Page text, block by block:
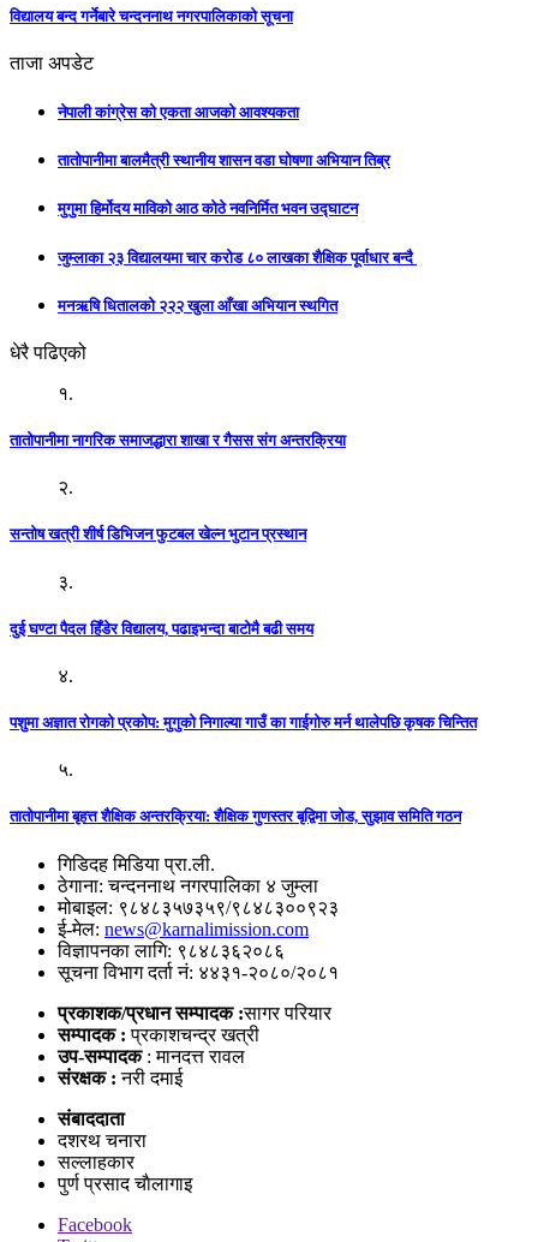
विद्यालय बन्द गर्नेबारे चन्दननाथ नगरपालिकाको सूचना
ताजा अपडेट
नेपाली कांग्रेस को एकता आजको आवश्यकता
तातोपानीमा बालमैत्री स्थानीय शासन वडा घोषणा अभियान तिब्र
मुगुमा हिर्मोदय माविको आठ कोठे नवनिर्मित भवन उद्घाटन
जुम्लाका २३ विद्यालयमा चार करोड ८० लाखका शैक्षिक पूर्वाधार बन्दै
मनऋषि धितालको २२२ खुला आँखा अभियान स्थगित
धेरै पढिएको
१.
तातोपानीमा नागरिक समाजद्धारा शाखा र गैसस संग अन्तरक्रिया
२.
सन्तोष खत्री शीर्ष डिभिजन फुटबल खेल्न भुटान प्रस्थान
३.
दुई घण्टा पैदल हिँडेर विद्यालय, पढाइभन्दा बाटोमै बढी समय
४.
पशुमा अज्ञात रोगको प्रकोप: मुगुको निगाल्या गाउँ का गाईगोरु मर्न थालेपछि कृषक चिन्तित
५.
तातोपानीमा बृहत्त शैक्षिक अन्तरक्रिया: शैक्षिक गुणस्तर बृद्विमा जोड, सुझाव समिति गठन
गिडिदह मिडिया प्रा.ली.
ठेगाना: चन्दननाथ नगरपालिका ४ जुम्ला
मोबाइल: ९८४८३५७३५९/९८४८३००९२३
ई-मेल: news@karnalimission.com
विज्ञापनका लागि: ९८४८३६२०८६
सूचना विभाग दर्ता नं: ४४३१-२०८०/२०८१
प्रकाशक/प्रधान सम्पादक :सागर परियार
सम्पादक :प्रकाशचन्द्र खत्री
उप-सम्पादक: मानदत्त रावल
संरक्षक : नरी दमाई
संबाददाता
दशरथ चनारा
सल्लाहकार
पुर्ण प्रसाद चाैलागाइ
Facebook